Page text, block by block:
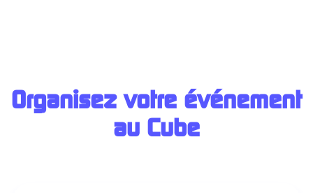
Organisez votre événement
au Cube